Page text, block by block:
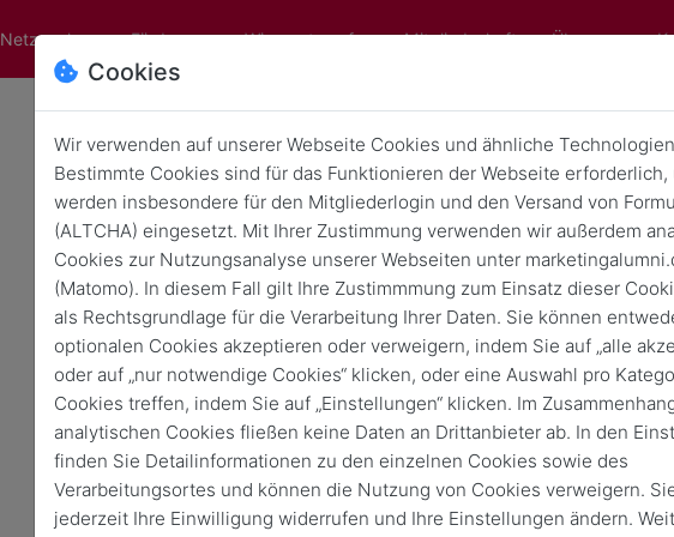
Netzwerken Förderung Wissenstransfer Mitgliedschaft Über uns
Rückblick: Virtueller Lunchbreak-
Dr. Volker Meise
Zurück 13. Mai 2026
Cookies
Wir verwenden auf unserer Webseite Cookies und ähnliche
Bestimmte Cookies sind für das Funktionieren der Webseite erforderlich,
werden insbesondere für den Mitgliederlogin und den Versand von
(ALTCHA) eingesetzt. Mit Ihrer Zustimmung verwenden wir außerdem
Cookies zur Nutzungsanalyse unserer Webseiten unter
(Matomo). In diesem Fall gilt Ihre Zustimmmung zum Einsatz dieser
als Rechtsgrundlage für die Verarbeitung Ihrer Daten. Sie können
optionalen Cookies akzeptieren oder verweigern, indem Sie auf „alle
oder auf „nur notwendige Cookies“ klicken, oder eine Auswahl pro
Cookies treffen, indem Sie auf „Einstellungen“ klicken. Im
analytischen Cookies fließen keine Daten an Drittanbieter ab. In den
finden Sie Detailinformationen zu den einzelnen Cookies sowie des
Verarbeitungsortes und können die Nutzung von Cookies verweigern.
jederzeit Ihre Einwilligung widerrufen und Ihre Einstellungen ändern.